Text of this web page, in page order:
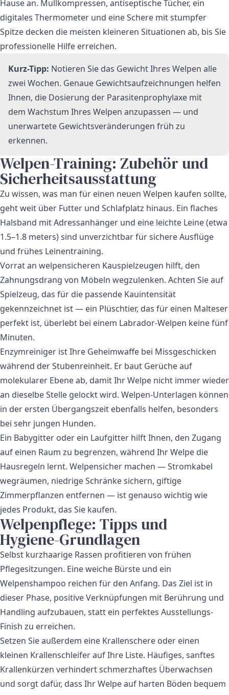
Hause an. Mullkompressen, antiseptische Tücher, ein
digitales Thermometer und eine Schere mit stumpfer
Spitze decken die meisten kleineren Situationen ab, bis Sie
professionelle Hilfe erreichen.
Kurz-Tipp: Notieren Sie das Gewicht Ihres Welpen alle
zwei Wochen. Genaue Gewichtsaufzeichnungen helfen
Ihnen, die Dosierung der Parasitenprophylaxe mit
dem Wachstum Ihres Welpen anzupassen — und
unerwartete Gewichtsveränderungen früh zu
erkennen.
Welpen-Training: Zubehör und
Sicherheitsausstattung
Zu wissen, was man für einen neuen Welpen kaufen sollte,
geht weit über Futter und Schlafplatz hinaus. Ein flaches
Halsband mit Adressanhänger und eine leichte Leine (etwa
1.5–1.8 meters) sind unverzichtbar für sichere Ausflüge
und frühes Leinentraining.
Vorrat an welpensicheren Kauspielzeugen hilft, den
Zahnungsdrang von Möbeln wegzulenken. Achten Sie auf
Spielzeug, das für die passende Kauintensität
gekennzeichnet ist — ein Plüschtier, das für einen Malteser
perfekt ist, überlebt bei einem Labrador-Welpen keine fünf
Minuten.
Enzymreiniger ist Ihre Geheimwaffe bei Missgeschicken
während der Stubenreinheit. Er baut Gerüche auf
molekularer Ebene ab, damit Ihr Welpe nicht immer wieder
an dieselbe Stelle gelockt wird. Welpen-Unterlagen können
in der ersten Übergangszeit ebenfalls helfen, besonders
bei sehr jungen Hunden.
Ein Babygitter oder ein Laufgitter hilft Ihnen, den Zugang
auf einen Raum zu begrenzen, während Ihr Welpe die
Hausregeln lernt. Welpensicher machen — Stromkabel
wegräumen, niedrige Schränke sichern, giftige
Zimmerpflanzen entfernen — ist genauso wichtig wie
jedes Produkt, das Sie kaufen.
Welpenpflege: Tipps und
Hygiene-Grundlagen
Selbst kurzhaarige Rassen profitieren von frühen
Pflegesitzungen. Eine weiche Bürste und ein
Welpenshampoo reichen für den Anfang. Das Ziel ist in
dieser Phase, positive Verknüpfungen mit Berührung und
Handling aufzubauen, statt ein perfektes Ausstellungs-
Finish zu erreichen.
Setzen Sie außerdem eine Krallenschere oder einen
kleinen Krallenschleifer auf Ihre Liste. Häufiges, sanftes
Krallenkürzen verhindert schmerzhaftes Überwachsen
und sorgt dafür, dass Ihr Welpe auf harten Böden bequem